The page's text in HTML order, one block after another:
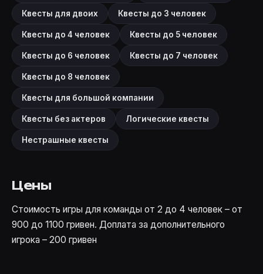
Квесты для двоих Квесты до 3 человек
Квесты до 4 человек Квесты до 5 человек
Квесты до 6 человек Квесты до 7 человек
Квесты до 8 человек
Квесты для большой компании
Квесты без актеров Логические квесты
Нестрашные квесты
Цены
Стоимость игры для команды от 2 до 4 человек – от
900 до 1100 гривен. Доплата за дополнительного
игрока – 200 гривен